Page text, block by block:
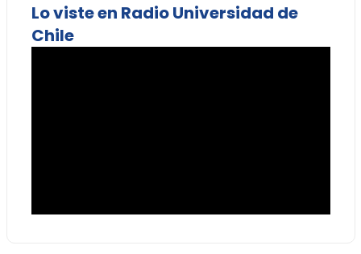
Lo viste en Radio Universidad de
Chile